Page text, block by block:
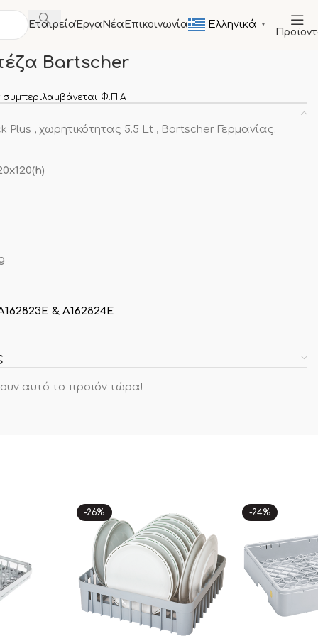
Εταιρεία Έργα Νέα Επικοινωνία Ελληνικά ▼
Bartscher
Φ.Π.Α
Plus , χωρητικότητας 5.5 Lt , Bartscher Γερμανίας.
& Α162824Ε
αυτό το προϊόν τώρα!
-26% -24%